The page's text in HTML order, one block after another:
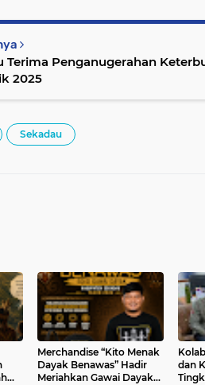
Terima Penganugerahan
2025
Sekadau
Merchandise “Kito Menak
Dayak Benawas” Hadir
Meriahkan Gawai Dayak
dan